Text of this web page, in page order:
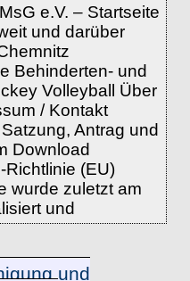
e.V. – Startseite
und darüber
Behinderten- und
Volleyball Über
/ Kontakt
Antrag und
Download
(EU)
wurde zuletzt am
und
und